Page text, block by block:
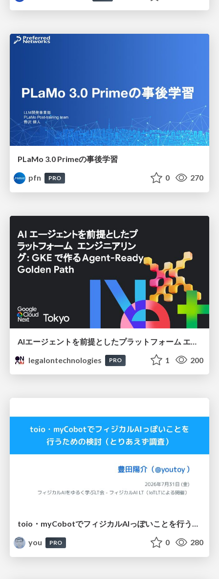
PLaMo 3.0 Primeの事後学習
pfn
PRO 0 270
legalontechnologies
PRO 1 200
toio・myCobotでフィジカルAIっぽいことを行うための検討（とりあえず調査） / フィジカルAI LT（IoTLTによる開催）
you
PRO 0 280